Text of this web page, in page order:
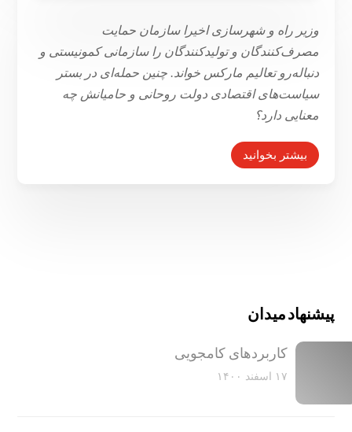
چرا آخوندی درباره کمونیست بودن
سازمان حمایت دروغ گفت؟
۲۰ دی ۱۳۹۴
وزیر راه و شهرسازی اخیرا سازمان حمایت
مصرف‌کنندگان و تولیدکنندگان را سازمانی کمونیستی و
دنباله‌رو تعالیم مارکس خواند. چنین حمله‌ای در بستر
سیاست‌های اقتصادی دولت روحانی و حامیانش چه
معنایی دارد؟
بیشتر بخوانید
پیشنهاد میدان
کاربرد‌های کامجویی
۱۷ اسفند ۱۴۰۰